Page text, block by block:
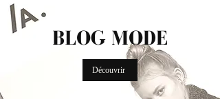
BLOG MODE
Découvrir